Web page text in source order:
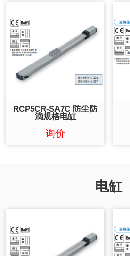
RCP5CR-SA7C 防尘防
滴规格电缸
询价
电缸